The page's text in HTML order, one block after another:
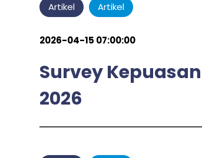
Artikel Artikel
2026-04-15 07:00:00
Survey
2026
byadmin